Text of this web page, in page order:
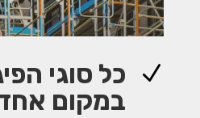
N
כל סוגי
במקום